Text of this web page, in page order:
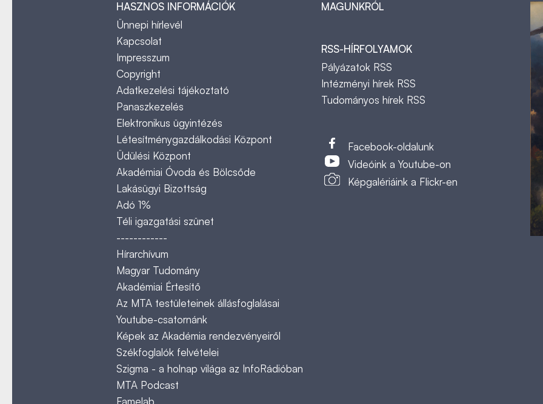
HASZNOS INFORMÁCIÓK
Ünnepi hírlevél
Kapcsolat
Impresszum
Copyright
Adatkezelési tájékoztató
Panaszkezelés
Elektronikus ügyintézés
Létesítménygazdálkodási Központ
Üdülési Központ
Akadémiai Óvoda és Bölcsőde
Lakásügyi Bizottság
Adó 1%
Téli igazgatási szünet
------------
Hírarchívum
Magyar Tudomány
Akadémiai Értesítő
Az MTA testületeinek állásfoglalásai
Youtube-csatornánk
Képek az Akadémia rendezvényeiről
Székfoglalók felvételei
Szigma - a holnap világa az InfoRádióban
MTA Podcast
Famelab
MAGUNKRÓL
RSS-HÍRFOLYAMOK
Pályázatok RSS
Intézményi hírek RSS
Tudományos hírek RSS
Facebook-oldalunk
Videóink a Youtube-on
Képgalériáink a Flickr-en